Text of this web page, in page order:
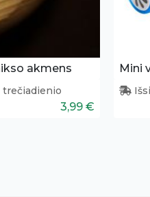
akmens
trečiadienio
3,99 €
Mini